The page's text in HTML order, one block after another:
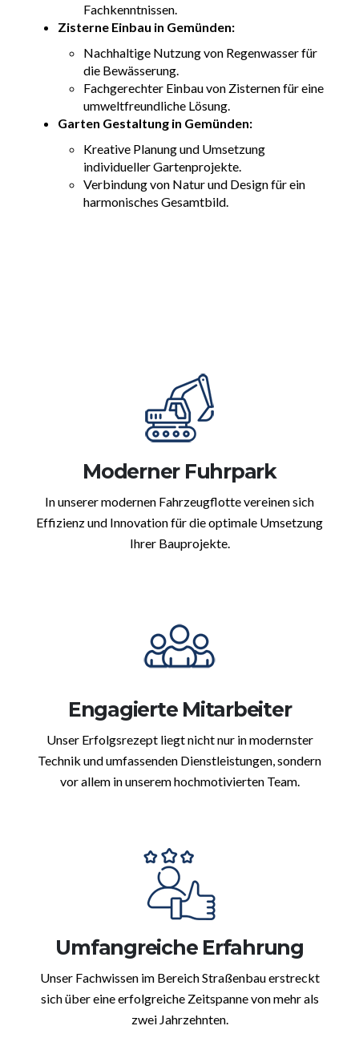
Fachkenntnissen.
Zisterne Einbau in Gemünden:
Nachhaltige Nutzung von Regenwasser für
die Bewässerung.
Fachgerechter Einbau von Zisternen für eine
umweltfreundliche Lösung.
Garten Gestaltung in Gemünden:
Kreative Planung und Umsetzung
individueller Gartenprojekte.
Verbindung von Natur und Design für ein
harmonisches Gesamtbild.
Moderner Fuhrpark
In unserer modernen Fahrzeugflotte vereinen sich
Effizienz und Innovation für die optimale Umsetzung
Ihrer Bauprojekte.
Engagierte Mitarbeiter
Unser Erfolgsrezept liegt nicht nur in modernster
Technik und umfassenden Dienstleistungen, sondern
vor allem in unserem hochmotivierten Team.
Umfangreiche Erfahrung
Unser Fachwissen im Bereich Straßenbau erstreckt
sich über eine erfolgreiche Zeitspanne von mehr als
zwei Jahrzehnten.